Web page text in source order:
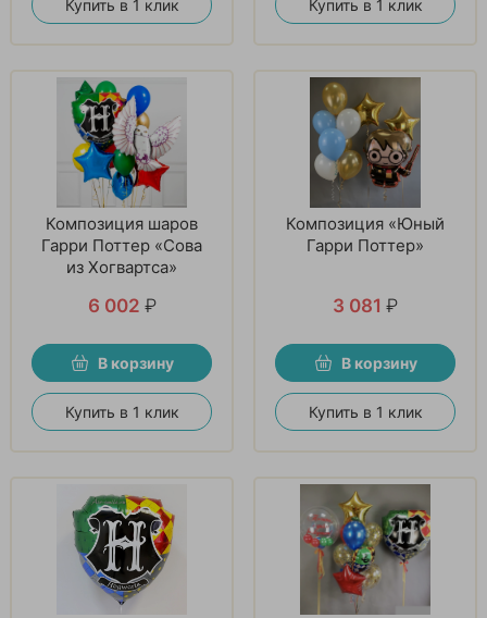
Купить в 1 клик Купить в 1 клик
Композиция шаров
Гарри Поттер «Сова
из Хогвартса»
6 002 ₽
В корзину
Купить в 1 клик
Композиция «Юный
Гарри Поттер»
3 081 ₽
В корзину
Купить в 1 клик